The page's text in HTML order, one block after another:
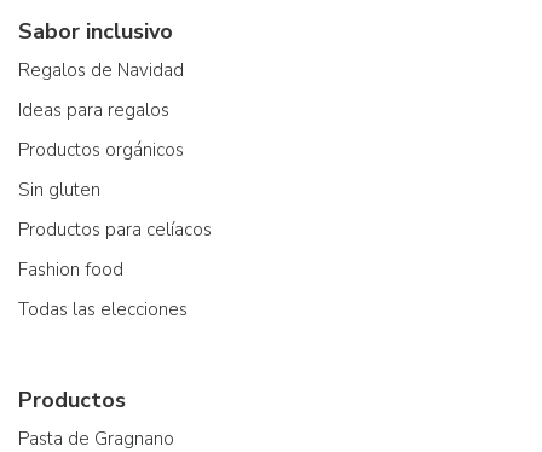
Sabor inclusivo
Regalos de Navidad
Ideas para regalos
Productos orgánicos
Sin gluten
Productos para celíacos
Fashion food
Todas las elecciones
Productos
Pasta de Gragnano